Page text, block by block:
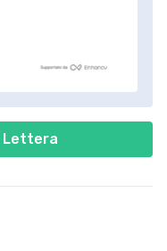
Lettera